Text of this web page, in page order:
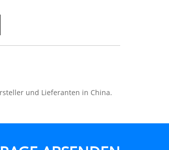
und Lieferanten in China.